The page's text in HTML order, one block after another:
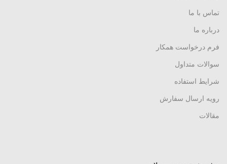
تماس با ما
درباره ما
فرم درخواست همکار
سوالات متداول
شرایط استفاده
رویه ارسال سفارش
مقالات